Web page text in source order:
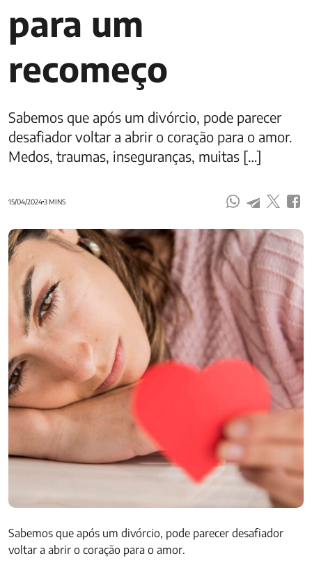
para um
recomeço
Sabemos que após um divórcio, pode parecer
desafiador voltar a abrir o coração para o amor.
Medos, traumas, inseguranças, muitas […]
15/04/20243 MINS
Sabemos que após um divórcio, pode parecer desafiador
voltar a abrir o coração para o amor.